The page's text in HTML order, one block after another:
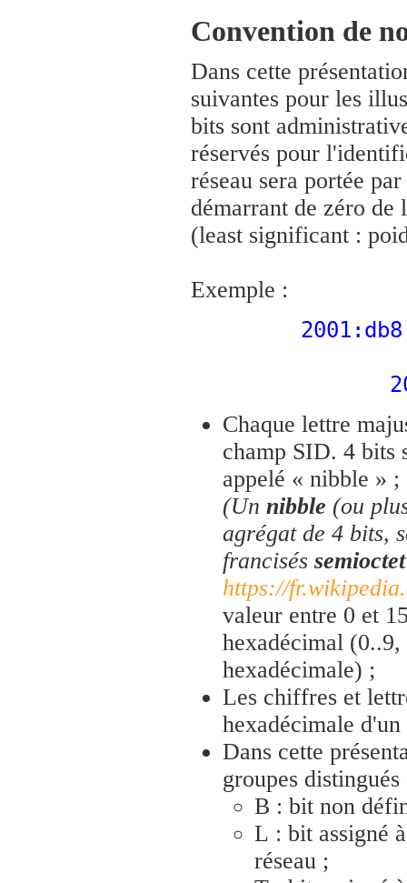
Convention de
Dans cette
suivantes pour les
bits sont
réservés pour
réseau sera portée
démarrant de zéro
(least significant :
Exemple :
Chaque lettre
champ SID. 4 bits
appelé « nibble » ;
(Un nibble (ou
agrégat de 4 bits,
francisés semioctet
https://
valeur entre 0 et
hexadécimal
hexadécimale) ;
Les chiffres et
hexadécimale
Dans cette
groupes
B : bit non
L : bit assigné
réseau ;